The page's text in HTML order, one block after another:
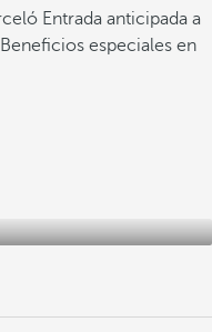
Entrada anticipada a
Beneficios especiales en